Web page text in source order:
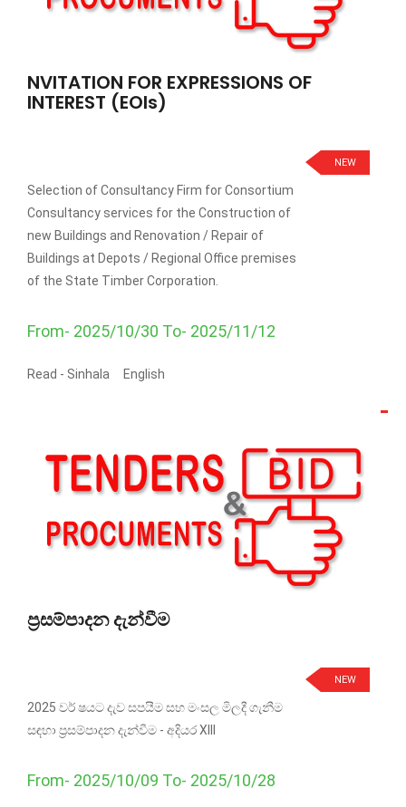
NVITATION FOR EXPRESSIONS OF
INTEREST (EOIs)
NEW
Selection of Consultancy Firm for Consortium
Consultancy services for the Construction of
new Buildings and Renovation / Repair of
Buildings at Depots / Regional Office premises
of the State Timber Corporation.
From- 2025/10/30 To- 2025/11/12
Read - Sinhala English
ප්‍රසම්පාදන දැන්වීම
NEW
2025 වර් ෂයට දැව සපයීම සහ මංසල මිලදී ගැනීම
සඳහා ප්‍රසම්පාදන දැන්වීම - අදියර XIII
From- 2025/10/09 To- 2025/10/28